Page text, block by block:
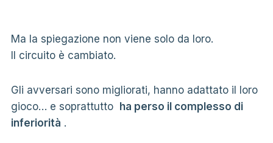
Ma la spiegazione non viene solo da loro.
Il circuito è cambiato.
Gli avversari sono migliorati, hanno adattato il loro
gioco… e soprattutto ha perso il complesso di
inferiorità .